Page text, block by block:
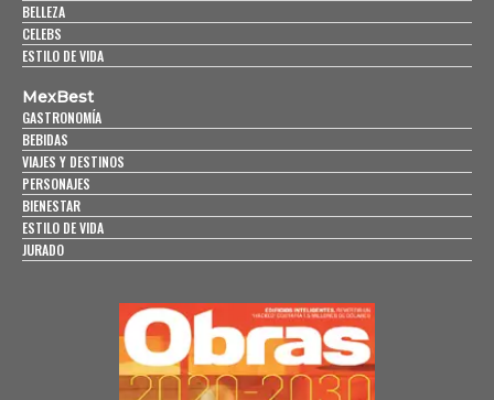
BELLEZA
CELEBS
ESTILO DE VIDA
MexBest
GASTRONOMÍA
BEBIDAS
VIAJES Y DESTINOS
PERSONAJES
BIENESTAR
ESTILO DE VIDA
JURADO